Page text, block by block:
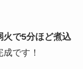
火で5分ほど煮込
です！